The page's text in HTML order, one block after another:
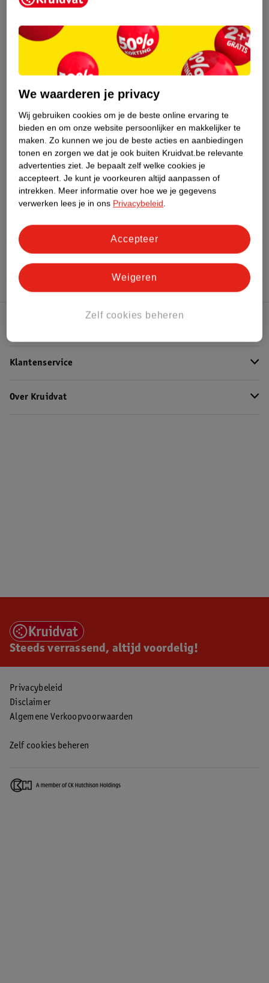
Etiketinformatie
Nature Impact Score
Dit product heeft (nog) geen Nature
Impact Score.
Meer informatie
Bestel & Bezorginformatie
Bekijk ook
MeerL'Oreal Alle Lipstick
Hoe controleren wij de reviews?
Klantenservice
Over Kruidvat
Steeds verrassend, altijd voordelig!
Privacybeleid
Disclaimer
Algemene Verkoopvoorwaarden
Zelf cookies beheren
We waarderen je privacy
Wij gebruiken cookies om je de beste online ervaring te
bieden en om onze website persoonlijker en makkelijker te
maken. Zo kunnen we jou de beste acties en aanbiedingen
tonen en zorgen we dat je ook buiten Kruidvat.be relevante
advertenties ziet. Je bepaalt zelf welke cookies je
accepteert. Je kunt je voorkeuren altijd aanpassen of
intrekken. Meer informatie over hoe we je gegevens
verwerken lees je in ons Privacybeleid.
Zelf cookies beheren
Weigeren
Accepteer